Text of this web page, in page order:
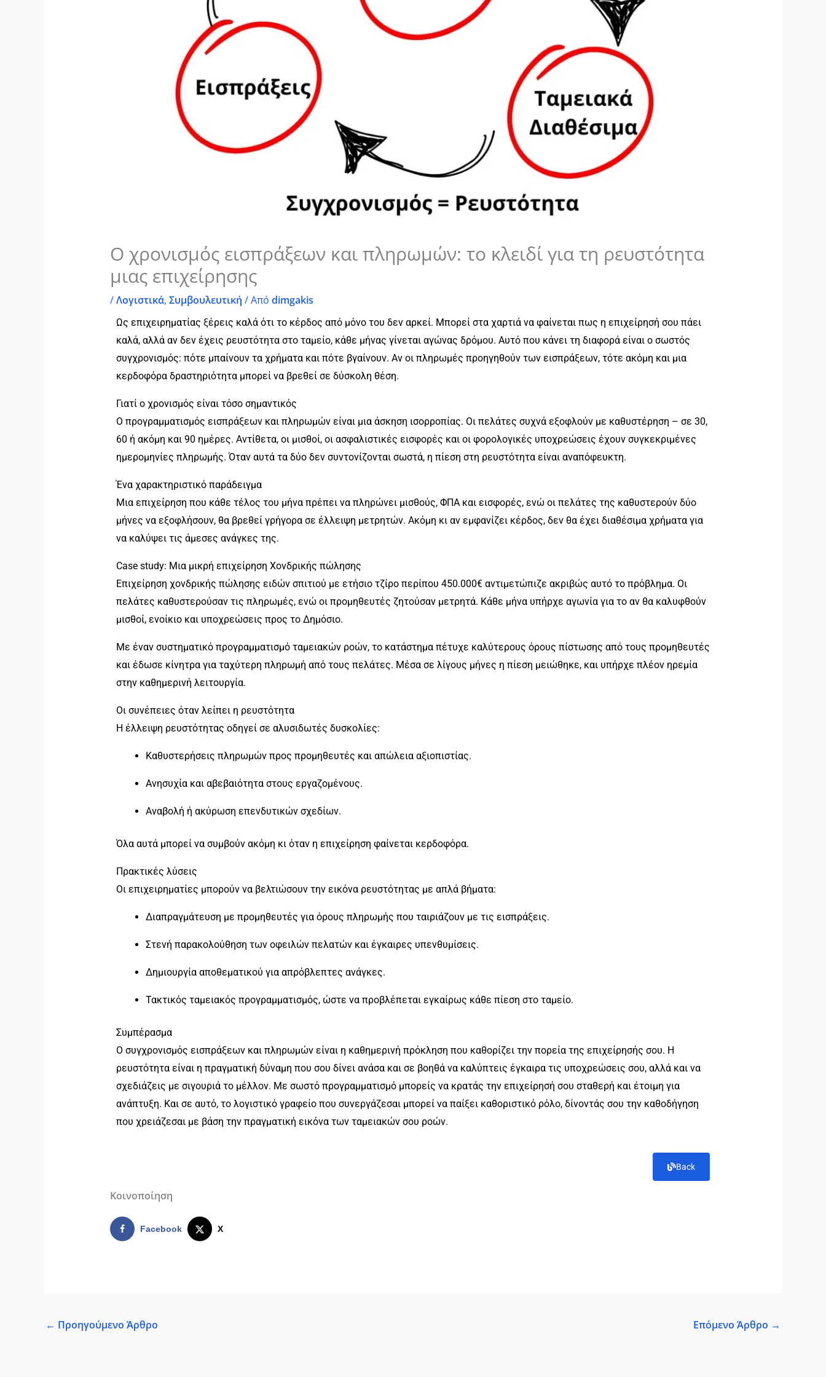
Ο χρονισμός εισπράξεων και πληρωμών: το κλειδί για τη ρευστότητα
μιας επιχείρησης
/Λογιστικά, Συμβουλευτική / Από dimgakis
Ως επιχειρηματίας ξέρεις καλά ότι το κέρδος από μόνο του δεν αρκεί. Μπορεί στα χαρτιά να φαίνεται πως η επιχείρησή σου πάει
καλά, αλλά αν δεν έχεις ρευστότητα στο ταμείο, κάθε μήνας γίνεται αγώνας δρόμου. Αυτό που κάνει τη διαφορά είναι ο σωστός
συγχρονισμός: πότε μπαίνουν τα χρήματα και πότε βγαίνουν. Αν οι πληρωμές προηγηθούν των εισπράξεων, τότε ακόμη και μια
κερδοφόρα δραστηριότητα μπορεί να βρεθεί σε δύσκολη θέση.
Γιατί ο χρονισμός είναι τόσο σημαντικός
Ο προγραμματισμός εισπράξεων και πληρωμών είναι μια άσκηση ισορροπίας. Οι πελάτες συχνά εξοφλούν με καθυστέρηση – σε 30,
60 ή ακόμη και 90 ημέρες. Αντίθετα, οι μισθοί, οι ασφαλιστικές εισφορές και οι φορολογικές υποχρεώσεις έχουν συγκεκριμένες
ημερομηνίες πληρωμής. Όταν αυτά τα δύο δεν συντονίζονται σωστά, η πίεση στη ρευστότητα είναι αναπόφευκτη.
Ένα χαρακτηριστικό παράδειγμα
Μια επιχείρηση που κάθε τέλος του μήνα πρέπει να πληρώνει μισθούς, ΦΠΑ και εισφορές, ενώ οι πελάτες της καθυστερούν δύο
μήνες να εξοφλήσουν, θα βρεθεί γρήγορα σε έλλειψη μετρητών. Ακόμη κι αν εμφανίζει κέρδος, δεν θα έχει διαθέσιμα χρήματα για
να καλύψει τις άμεσες ανάγκες της.
Case study: Μια μικρή επιχείρηση Χονδρικής πώλησης
Επιχείρηση χονδρικής πώλησης ειδών σπιτιού με ετήσιο τζίρο περίπου 450.000€ αντιμετώπιζε ακριβώς αυτό το πρόβλημα. Οι
πελάτες καθυστερούσαν τις πληρωμές, ενώ οι προμηθευτές ζητούσαν μετρητά. Κάθε μήνα υπήρχε αγωνία για το αν θα καλυφθούν
μισθοί, ενοίκιο και υποχρεώσεις προς το Δημόσιο.
Με έναν συστηματικό προγραμματισμό ταμειακών ροών, το κατάστημα πέτυχε καλύτερους όρους πίστωσης από τους προμηθευτές
και έδωσε κίνητρα για ταχύτερη πληρωμή από τους πελάτες. Μέσα σε λίγους μήνες η πίεση μειώθηκε, και υπήρχε πλέον ηρεμία
στην καθημερινή λειτουργία.
Οι συνέπειες όταν λείπει η ρευστότητα
Η έλλειψη ρευστότητας οδηγεί σε αλυσιδωτές δυσκολίες:
Καθυστερήσεις πληρωμών προς προμηθευτές και απώλεια αξιοπιστίας.
Ανησυχία και αβεβαιότητα στους εργαζομένους.
Αναβολή ή ακύρωση επενδυτικών σχεδίων.
Όλα αυτά μπορεί να συμβούν ακόμη κι όταν η επιχείρηση φαίνεται κερδοφόρα.
Πρακτικές λύσεις
Οι επιχειρηματίες μπορούν να βελτιώσουν την εικόνα ρευστότητας με απλά βήματα:
Διαπραγμάτευση με προμηθευτές για όρους πληρωμής που ταιριάζουν με τις εισπράξεις.
Στενή παρακολούθηση των οφειλών πελατών και έγκαιρες υπενθυμίσεις.
Δημιουργία αποθεματικού για απρόβλεπτες ανάγκες.
Τακτικός ταμειακός προγραμματισμός, ώστε να προβλέπεται εγκαίρως κάθε πίεση στο ταμείο.
Συμπέρασμα
Ο συγχρονισμός εισπράξεων και πληρωμών είναι η καθημερινή πρόκληση που καθορίζει την πορεία της επιχείρησής σου. Η
ρευστότητα είναι η πραγματική δύναμη που σου δίνει ανάσα και σε βοηθά να καλύπτεις έγκαιρα τις υποχρεώσεις σου, αλλά και να
σχεδιάζεις με σιγουριά το μέλλον. Με σωστό προγραμματισμό μπορείς να κρατάς την επιχείρησή σου σταθερή και έτοιμη για
ανάπτυξη. Και σε αυτό, το λογιστικό γραφείο που συνεργάζεσαι μπορεί να παίξει καθοριστικό ρόλο, δίνοντάς σου την καθοδήγηση
που χρειάζεσαι με βάση την πραγματική εικόνα των ταμειακών σου ροών.
Back
Κοινοποίηση
Facebook X
← Προηγούμενο Άρθρο Επόμενο Άρθρο →